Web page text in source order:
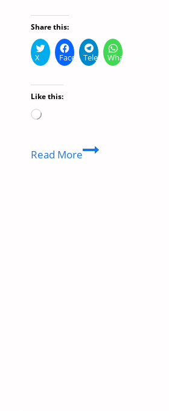
Share this:
X FacebookTelegramWhatsApp
Like this:
Loading…
Read Morevirat